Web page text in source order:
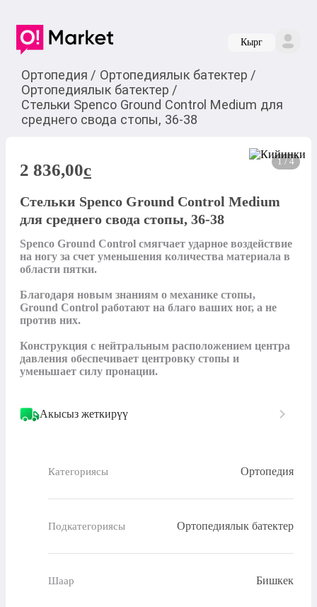
Кырг
Ортопедия / Ортопедиялык батектер /
Ортопедиялык батектер /
Стельки Spenco Ground Control Medium для
среднего свода стопы, 36-38
1 / 4
2 836,00c
Стельки Spenco Ground Control Medium
для среднего свода стопы, 36-38
Spenco Ground Control смягчает ударное воздействие
на ногу за счет уменьшения количества материала в
области пятки.
Благодаря новым знаниям о механике стопы,
Ground Control работают на благо ваших ног, а не
против них.
Конструкция с нейтральным расположением центра
давления обеспечивает центровку стопы и
уменьшает силу пронации.
Акысыз жеткирүү
Категориясы Ортопедия
Подкатегориясы Ортопедиялык батектер
Шаар Бишкек